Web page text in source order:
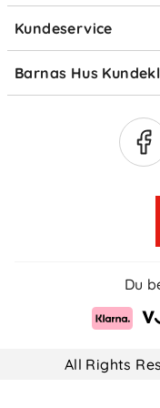
luft plagget ved
Kundeservice
Om Klarna
Barnas Hus
Medlemsvilkår
Du
All Rights